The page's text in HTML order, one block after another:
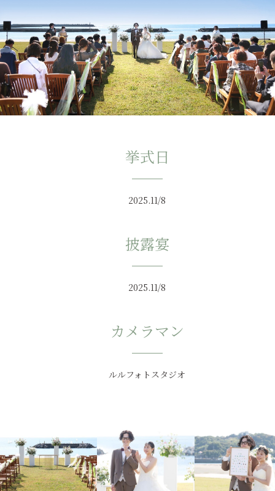
挙式日
2025.11/8
披露宴
2025.11/8
カメラマン
ルルフォトスタジオ